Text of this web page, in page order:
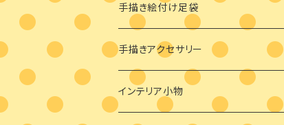
手描き絵付け足袋
絵付け済み足袋
オーダーメイド絵付け足袋
手描きアクセサリー
ブローチ
インテリア小物